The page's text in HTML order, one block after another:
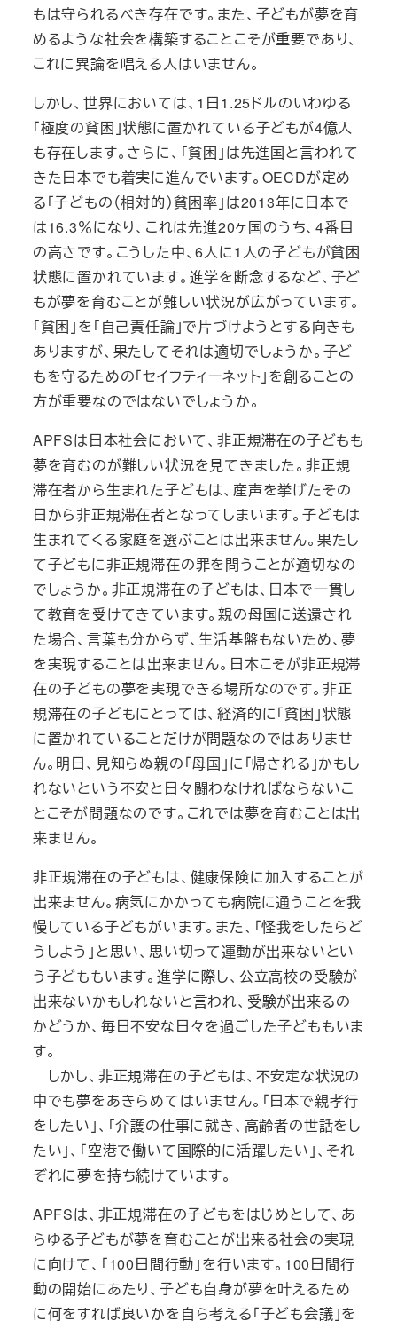
もは守られるべき存在です。また、子どもが夢を育
めるような社会を構築することこそが重要であり、
これに異論を唱える人はいません。
しかし、世界においては、1日1.25ドルのいわゆる
「極度の貧困」状態に置かれている子どもが4億人
も存在します。さらに、「貧困」は先進国と言われて
きた日本でも着実に進んでいます。OECDが定め
る「子どもの（相対的）貧困率」は2013年に日本で
は16.3％になり、これは先進20ヶ国のうち、4番目
の高さです。こうした中、6人に1人の子どもが貧困
状態に置かれています。進学を断念するなど、子ど
もが夢を育むことが難しい状況が広がっています。
「貧困」を「自己責任論」で片づけようとする向きも
ありますが、果たしてそれは適切でしょうか。子ど
もを守るための「セイフティーネット」を創ることの
方が重要なのではないでしょうか。
APFSは日本社会において、非正規滞在の子どもも
夢を育むのが難しい状況を見てきました。非正規
滞在者から生まれた子どもは、産声を挙げたその
日から非正規滞在者となってしまいます。子どもは
生まれてくる家庭を選ぶことは出来ません。果たし
て子どもに非正規滞在の罪を問うことが適切なの
でしょうか。非正規滞在の子どもは、日本で一貫し
て教育を受けてきています。親の母国に送還され
た場合、言葉も分からず、生活基盤もないため、夢
を実現することは出来ません。日本こそが非正規滞
在の子どもの夢を実現できる場所なのです。非正
規滞在の子どもにとっては、経済的に「貧困」状態
に置かれていることだけが問題なのではありませ
ん。明日、見知らぬ親の「母国」に「帰される」かもし
れないという不安と日々闘わなければならないこ
とこそが問題なのです。これでは夢を育むことは出
来ません。
非正規滞在の子どもは、健康保険に加入することが
出来ません。病気にかかっても病院に通うことを我
慢している子どもがいます。また、「怪我をしたらど
うしよう」と思い、思い切って運動が出来ないとい
う子どももいます。進学に際し、公立高校の受験が
出来ないかもしれないと言われ、受験が出来るの
かどうか、毎日不安な日々を過ごした子どももいま
す。
しかし、非正規滞在の子どもは、不安定な状況の
中でも夢をあきらめてはいません。「日本で親孝行
をしたい」、「介護の仕事に就き、高齢者の世話をし
たい」、「空港で働いて国際的に活躍したい」、それ
ぞれに夢を持ち続けています。
APFSは、非正規滞在の子どもをはじめとして、あ
らゆる子どもが夢を育むことが出来る社会の実現
に向けて、「100日間行動」を行います。100日間行
動の開始にあたり、子ども自身が夢を叶えるため
に何をすれば良いかを自ら考える「子ども会議」を